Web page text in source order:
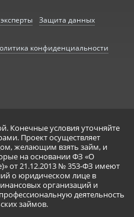
Защита данных
конфиденциальности
Конечные условия уточняйте
Проект осуществляет
желающим взять займ, и
на основании ФЗ «О
от 21.12.2013 № 353-ФЗ имеют
о юридическом лице в
организаций и
деятельность
займов.